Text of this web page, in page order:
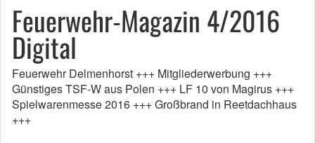
Feuerwehr-Magazin 4/2016
Digital
Feuerwehr Delmenhorst +++ Mitgliederwerbung +++
Günstiges TSF-W aus Polen +++ LF 10 von Magirus +++
Spielwarenmesse 2016 +++ Großbrand in Reetdachhaus
+++